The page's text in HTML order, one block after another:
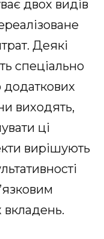
двох видів
Деякі
спеціально
виходять,
ці
вирішують